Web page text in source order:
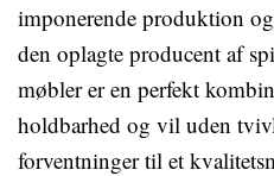
imponerende produktion
den oplagte producent af
møbler er en perfekt
holdbarhed og vil uden
forventninger til et